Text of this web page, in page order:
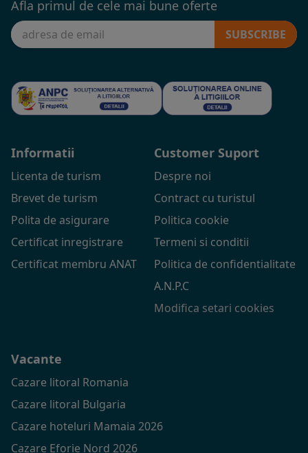
Afla primul de cele mai bune oferte
SUBSCRIBE
Informatii
Licenta de turism
Brevet de turism
Polita de asigurare
Certificat inregistrare
Certificat membru ANAT
Customer Suport
Despre noi
Contract cu turistul
Politica cookie
Termeni si conditii
Politica de confidentialitate
A.N.P.C
Modifica setari cookies
Vacante
Cazare litoral Romania
Cazare litoral Bulgaria
Cazare hoteluri Mamaia 2026
Cazare Eforie Nord 2026